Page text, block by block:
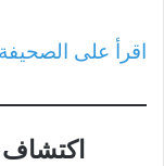
اقرأ على الصحيفة
اكتشاف